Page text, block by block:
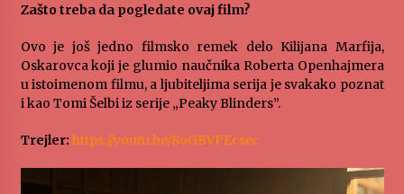
Zašto treba da pogledate ovaj film?
Ovo je još jedno filmsko remek delo Kilijana Marfija,
Oskarovca koji je glumio naučnika Roberta Openhajmera
u istoimenom filmu, a ljubiteljima serija je svakako poznat
i kao Tomi Šelbi iz serije „Peaky Blinders”.
Trejler: https://youtu.be/8oGBVPEcsec